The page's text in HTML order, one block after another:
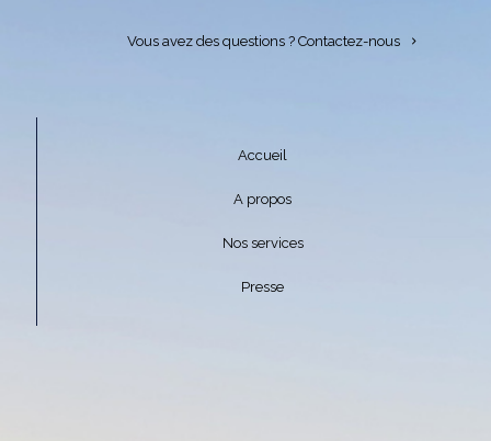
Vous avez des questions ?Contactez-nous
Accueil
A propos
Nos services
Presse